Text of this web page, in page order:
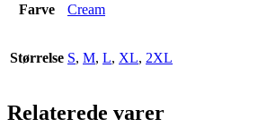
Farve Cream
Størrelse S, M, L, XL, 2XL
Relaterede varer